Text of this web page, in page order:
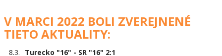
V MARCI 2022 BOLI ZVEREJNENÉ
TIETO AKTUALITY:
8.3. Turecko "16" - SR "16" 2:1